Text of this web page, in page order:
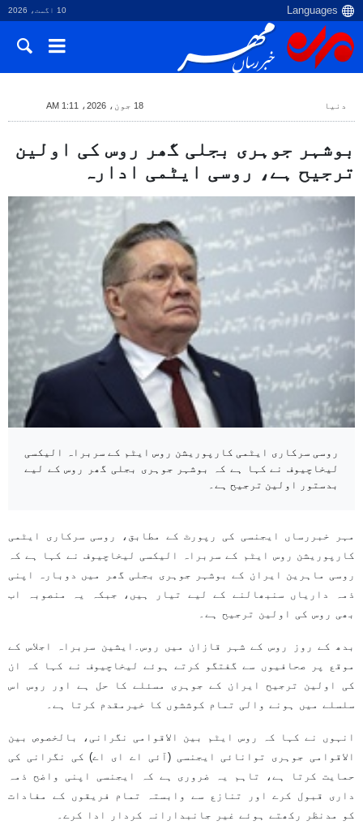
10 اگست، 2026
دنیا 18 جون، 2026، 1:11 AM
بوشہر جوہری بجلی گھر روس کی اولین
ترجیح ہے، روسی ایٹمی ادارہ
روسی سرکاری ایٹمی کارپوریشن روس ایٹم کے سربراہ الیکسی
لیخاچیوف نے کہا ہے کہ بوشہر جوہری بجلی گھر روس کے لیے
بدستور اولین ترجیح ہے۔
مہر خبررساں ایجنسی کی رپورٹ کے مطابق، روسی سرکاری ایٹمی
کارپوریشن روس ایٹم کے سربراہ الیکسی لیخاچیوف نے کہا ہے کہ
روسی ماہرین ایران کے بوشہر جوہری بجلی گھر میں دوبارہ اپنی
ذمہ داریاں سنبھالنے کے لیے تیار ہیں، جبکہ یہ منصوبہ اب
بھی روس کی اولین ترجیح ہے۔
بدھ کے روز روس کے شہر قازان میں روس۔ایشین سربراہ اجلاس کے
موقع پر صحافیوں سے گفتگو کرتے ہوئے لیخاچیوف نے کہا کہ ان
کی اولین ترجیح ایران کے جوہری مسئلے کا حل ہے اور روس اس
سلسلے میں ہونے والی تمام کوششوں کا خیرمقدم کرتا ہے۔
انہوں نے کہا کہ روس ایٹم بین الاقوامی نگرانی، بالخصوص بین
الاقوامی جوہری توانائی ایجنسی (آئی اے ای اے) کی نگرانی کی
حمایت کرتا ہے، تاہم یہ ضروری ہے کہ ایجنسی اپنی واضح ذمہ
داری قبول کرے اور تنازع سے وابستہ تمام فریقوں کے مفادات
کو مدنظر رکھتے ہوئے غیر جانبدارانہ کردار ادا کرے۔